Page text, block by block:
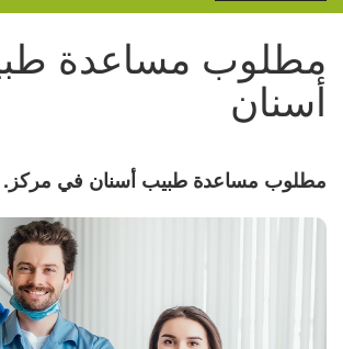
مطلوب مساعدة
أسنان
مطلوب مساعدة طبيب أسنان في مركز.